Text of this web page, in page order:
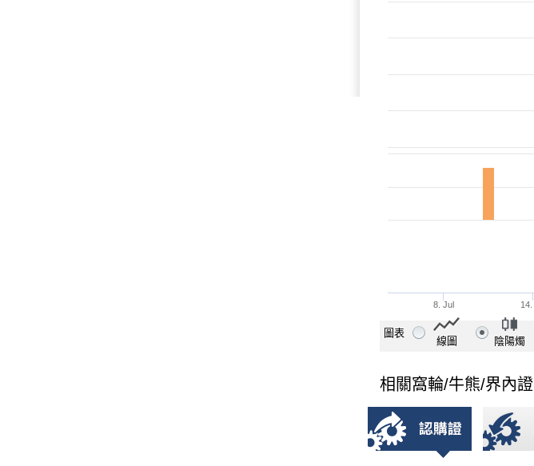
圖表
線圖 陰陽燭
相關窩輪/牛熊/界內證